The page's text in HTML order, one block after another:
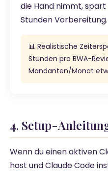
die Hand nimmt,
Stunden Vorbereitung.
📊 Realistische
Stunden pro BWA-
Mandanten/Monat
4. Setup-
Wenn du einen aktiven
hast und Claude Code